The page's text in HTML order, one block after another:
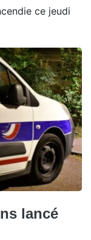
ce jeudi
lancé